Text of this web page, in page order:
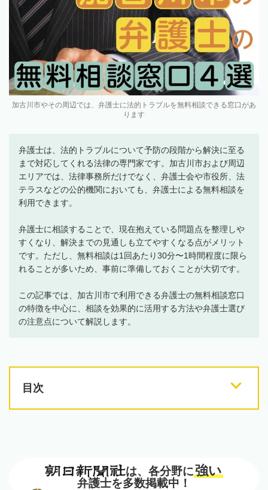
加古川市やその周辺では、弁護士に法的トラブルを無料相談できる窓口があ
ります
弁護士は、法的トラブルについて予防の段階から解決に至る
まで対応してくれる法律の専門家です。加古川市および周辺
エリアでは、法律事務所だけでなく、弁護士会や市役所、法
テラスなどの公的機関においても、弁護士による無料相談を
利用できます。
弁護士に相談することで、現在抱えている問題点を整理しや
すくなり、解決までの見通しも立てやすくなる点がメリット
です。ただし、無料相談は1回あたり30分〜1時間程度に限ら
れることが多いため、事前に準備しておくことが大切です。
この記事では、加古川市で利用できる弁護士の無料相談窓口
の特徴を中心に、相談を効果的に活用する方法や弁護士選び
の注意点について解説します。
目次
は、各分野に強い
弁護士を多数掲載中！